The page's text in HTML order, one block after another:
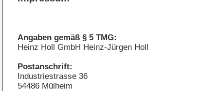
Angaben gemäß § 5 TMG:
Heinz Holl GmbH Heinz-Jürgen Holl
Postanschrift:
Industriestrasse 36
54486 Mülheim